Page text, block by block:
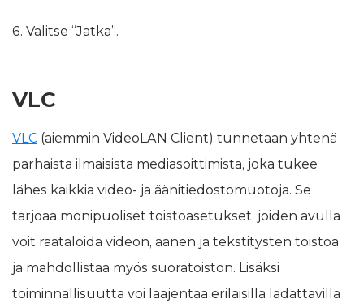
6. Valitse “Jatka”.
VLC
VLC (aiemmin VideoLAN Client) tunnetaan yhtenä
parhaista ilmaisista mediasoittimista, joka tukee
lähes kaikkia video- ja äänitiedostomuotoja. Se
tarjoaa monipuoliset toistoasetukset, joiden avulla
voit räätälöidä videon, äänen ja tekstitysten toistoa
ja mahdollistaa myös suoratoiston. Lisäksi
toiminnallisuutta voi laajentaa erilaisilla ladattavilla